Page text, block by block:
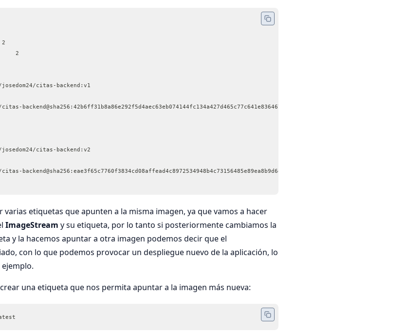
Unique Images:		2
Tags:			    2
citas-backend:v1
backend@sha256:42b6ff31b8a86e292f5d4aec63eb074144fc134a427d465c77c641e836467a85
citas-backend:v2
backend@sha256:eae3f65c7760f3834cd08affead4c8972534948b4c73156485e89ea8b9d6ed2d
varias etiquetas que apunten a la misma imagen, ya que vamos a hacer
ImageStream y su etiqueta, por lo tanto si posteriormente cambiamos la
y la hacemos apuntar a otra imagen podemos decir que el
con lo que podemos provocar un despliegue nuevo de la aplicación, lo
una etiqueta que nos permita apuntar a la imagen más nueva: